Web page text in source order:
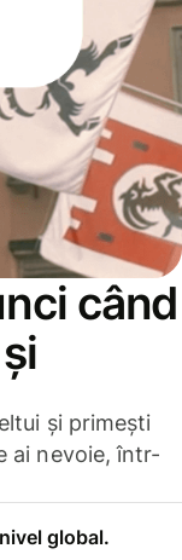
când
și primești
ai nevoie, într-
global.